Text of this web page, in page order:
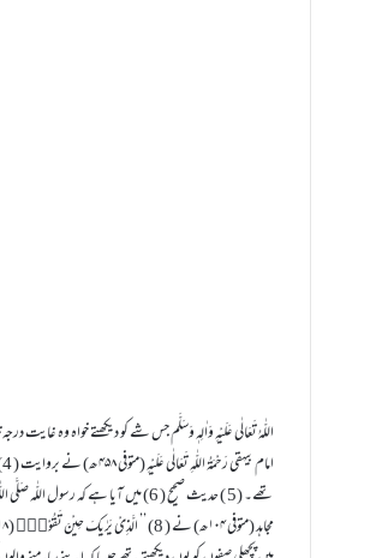
اللّٰہُ تَعَالٰی عَلَیْہِ وَاٰلِہٖ وَسَلَّم جس شے کو دیکھتے خواہ وہ غایت درجہ خفا میں ہو، (1 ) اسے یوں اِدراک فرماتے تھے کہ جس طرح وہ واقع اور